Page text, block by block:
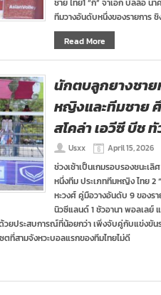
ชาย ไทย1 “กี้” จ่าเอก บัลลือ น
ทีมวางอันดับหนึ่งของรายการ
Read More
นักตบลูกยางชา
หญิงและทีมชาย
สโคล่า เอวีซี บีช
Usxx April 15, 2026
ช่วงเช้าเป็นเกมรอบรองชนะเลิ
หนึ่งทีม ประเภททีมหญิง ไทย 2
หะวงศ์ คู่มือวางอันดับ 9 ของร
นิวซีแลนด์ 1 ชัวอานา พอลเลย์
วยประสบการณ์ที่น้อยกว่า เพิ่งจับคู่กับแข่งขัน
ที่สามจังหวะบอลแรกของทีมไทยไม่ดี